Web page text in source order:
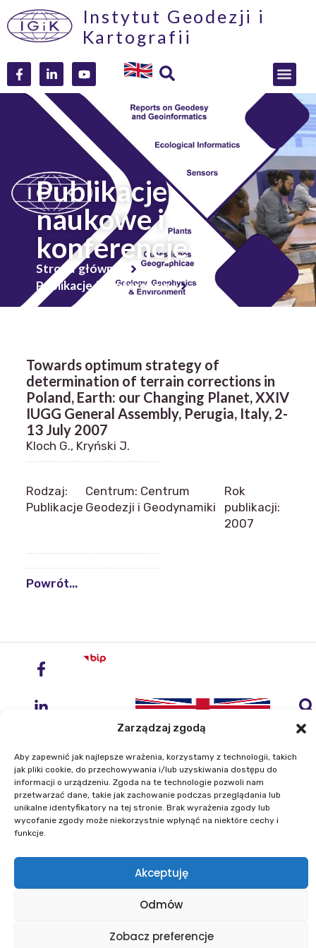
Zarządzaj zgodą
Aby zapewnić jak najlepsze wrażenia, korzystamy z technologii, takich
jak pliki cookie, do przechowywania i/lub uzyskiwania dostępu do
informacji o urządzeniu. Zgoda na te technologie pozwoli nam
przetwarzać dane, takie jak zachowanie podczas przeglądania lub
unikalne identyfikatory na tej stronie. Brak wyrażenia zgody lub
wycofanie zgody może niekorzystnie wpłynąć na niektóre cechy i
funkcje.
Akceptuję
Odmów
Zobacz preferencje
Instytut Geodezji i
Kartografii
Publikacje
naukowe i
konferencje
Strona główna
Publikacje i konferencje
Towards optimum strategy of
determination of terrain corrections in
Poland, Earth: our Changing Planet, XXIV
IUGG General Assembly, Perugia, Italy, 2-
13 July 2007
Kloch G., Kryński J.
Rodzaj:
Publikacje
Centrum: Centrum
Geodezji i Geodynamiki
Rok
publikacji:
2007
Powrót...
Instytut Geodezji i Kartografii
ul. Zygmunta Modzelewskiego 27
Telefon: +48 22 329 19 00
E-mail: igik@igik.edu.pl
Plan równości płci
Polityka plików cookies